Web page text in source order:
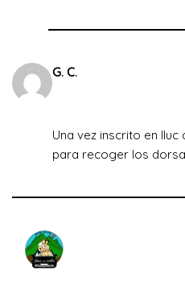
G. C.
Una vez inscrito en
para recoger los